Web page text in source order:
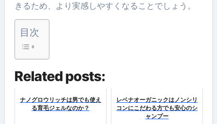
きるため、より実感しやすくなることでしょう。
目次
Related posts:
ナノグロウリッチは男でも使え
る育毛ジェルなのか？
レベナオーガニックはノンシリ
コンにこだわる方でも安心のシ
ャンプー